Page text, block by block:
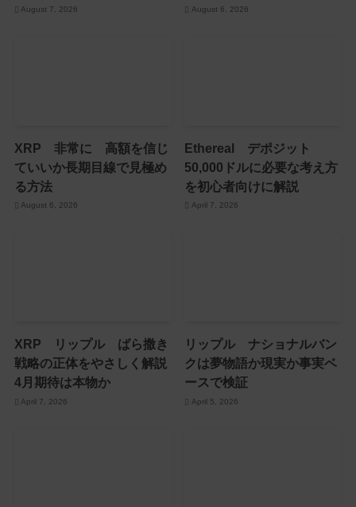
August 7, 2026 August 6, 2026
XRP 非常に 高額を信じ
ていいか長期目線で見極め
る方法
August 6, 2026
Ethereal デポジット
50,000ドルに必要な考え方
を初心者向けに解説
April 7, 2026
XRP リップル ばら撒き
戦略の正体をやさしく解説
4月期待は本物か
April 7, 2026
リップル ナショナルバン
クは夢物語か現実か事実ベ
ースで検証
April 5, 2026